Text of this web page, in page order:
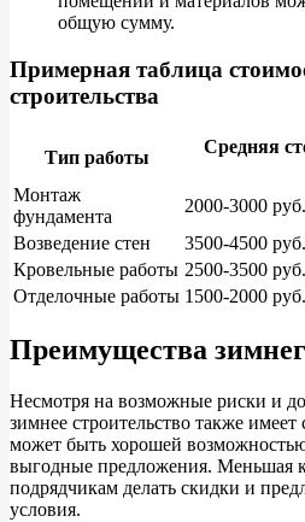
общую сумму.
Примерная таблица
строительства
Тип работы
Средняя
Монтаж
фундамента
2000-3000 руб.
Возведение стен
3500-4500 руб.
Кровельные работы 2500-3500 руб.
Отделочные работы 1500-2000 руб.
Преимущества
Несмотря на возможные риски и
зимнее строительство также
может быть хорошей
выгодные предложения. Меньшая
подрядчикам делать скидки и
условия.